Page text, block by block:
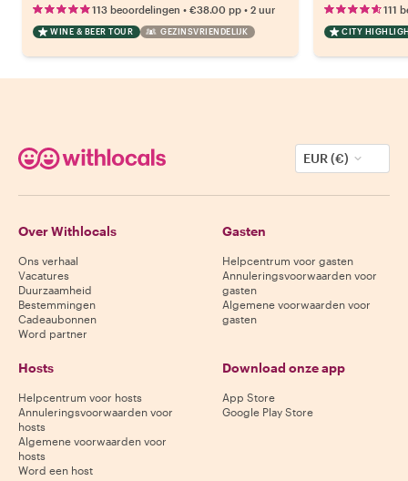
113 beoordelingen • €38.00 pp • 2 uur
WINE & BEER TOUR GEZINSVRIENDELIJK
111
CITY
EUR (€)
Over Withlocals
Ons verhaal
Vacatures
Duurzaamheid
Bestemmingen
Cadeaubonnen
Word partner
Gasten
Helpcentrum voor gasten
Annuleringsvoorwaarden voor
gasten
Algemene voorwaarden voor
gasten
Hosts
Helpcentrum voor hosts
Annuleringsvoorwaarden voor
hosts
Algemene voorwaarden voor
hosts
Word een host
Download onze app
App Store
Google Play Store